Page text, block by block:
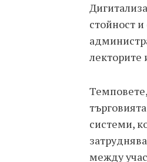
стойност
лекторите
системи,
между